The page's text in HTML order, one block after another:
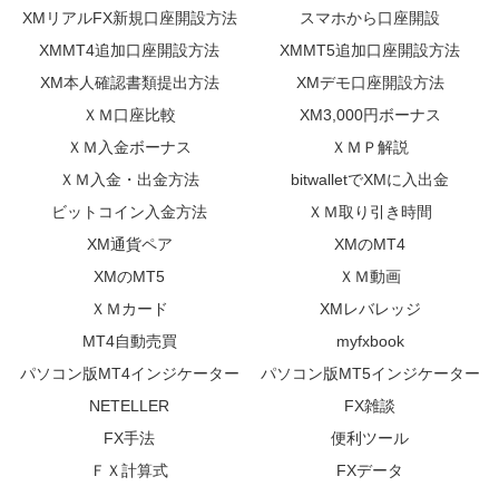
XMリアルFX新規口座開設方法
スマホから口座開設
XMMT4追加口座開設方法
XMMT5追加口座開設方法
XM本人確認書類提出方法
XMデモ口座開設方法
ＸＭ口座比較
XM3,000円ボーナス
ＸＭ入金ボーナス
ＸＭＰ解説
ＸＭ入金・出金方法
bitwalletでXMに入出金
ビットコイン入金方法
ＸＭ取り引き時間
XM通貨ペア
XMのMT4
XMのMT5
ＸＭ動画
ＸＭカード
XMレバレッジ
MT4自動売買
myfxbook
パソコン版MT4インジケーター
パソコン版MT5インジケーター
NETELLER
FX雑談
FX手法
便利ツール
ＦＸ計算式
FXデータ